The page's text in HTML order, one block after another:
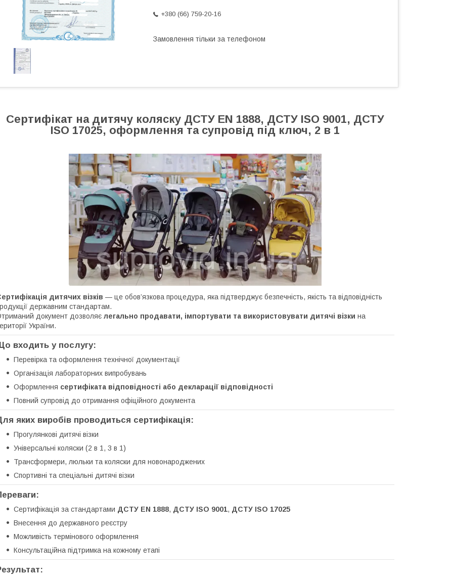
+380 (66) 759-20-16
Замовлення тільки за телефоном
Сертифікат на дитячу коляску ДСТУ EN 1888, ДСТУ ISO 9001, ДСТУ
ISO 17025, оформлення та супровід під ключ, 2 в 1
дитячих візків — це обов’язкова процедура, яка підтверджує безпечність, якість та відповідність
державним стандартам.
документ дозволяє легально продавати, імпортувати та використовувати дитячі візки на
України.
входить у послугу:
Перевірка та оформлення технічної документації
Організація лабораторних випробувань
Оформлення сертифіката відповідності або декларації відповідності
Повний супровід до отримання офіційного документа
яких виробів проводиться сертифікація:
Прогулянкові дитячі візки
Універсальні коляски (2 в 1, 3 в 1)
Трансформери, люльки та коляски для новонароджених
Спортивні та спеціальні дитячі візки
Сертифікація за стандартами ДСТУ EN 1888, ДСТУ ISO 9001, ДСТУ ISO 17025
Внесення до державного реєстру
Можливість термінового оформлення
Консультаційна підтримка на кожному етапі